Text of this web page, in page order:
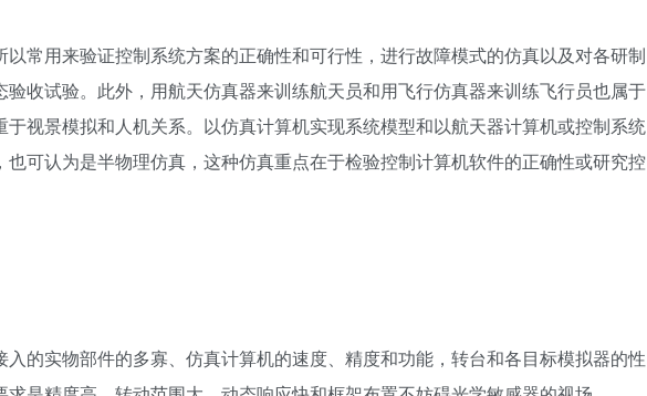
常用来验证控制系统方案的正确性和可行性，进行故障模式的仿真以及对各研制
收试验。此外，用航天仿真器来训练航天员和用飞行仿真器来训练飞行员也属于
视景模拟和人机关系。以仿真计算机实现系统模型和以航天器计算机或控制系统
可认为是半物理仿真，这种仿真重点在于检验控制计算机软件的正确性或研究控
的实物部件的多寡、仿真计算机的速度、精度和功能，转台和各目标模拟器的性